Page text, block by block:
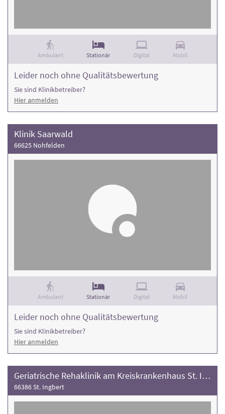
Ambulant Stationär Digital Mobil
Leider noch ohne Qualitätsbewertung
Sie sind Klinikbetreiber?
Hier anmelden
Klinik Saarwald
66625 Nohfelden
Ambulant Stationär Digital Mobil
Leider noch ohne Qualitätsbewertung
Sie sind Klinikbetreiber?
Hier anmelden
Geriatrische Rehaklinik am Kreiskrankenhaus St. Ingbert
66386 St. Ingbert